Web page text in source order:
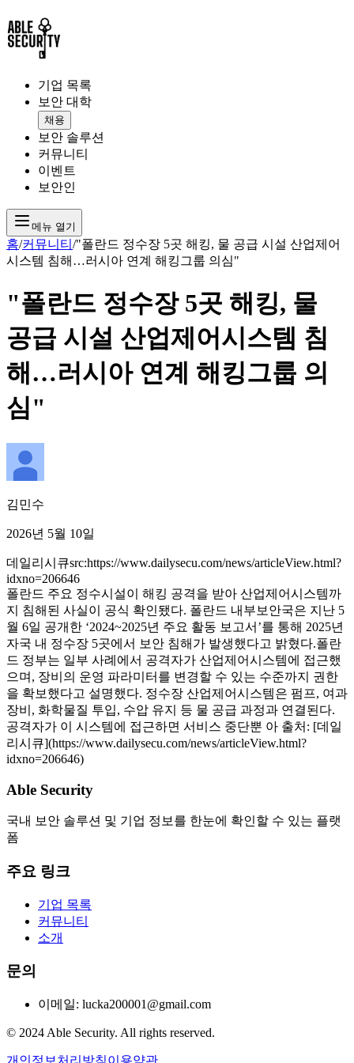
기업 목록
보안 대학
채용
보안 솔루션
커뮤니티
이벤트
보안인
메뉴 열기
홈/커뮤니티 /"폴란드 정수장 5곳 해킹, 물 공급 시설 산업제어
시스템 침해…러시아 연계 해킹그룹 의심"
"폴란드 정수장 5곳 해킹, 물
공급 시설 산업제어시스템 침
해…러시아 연계 해킹그룹 의
심"
김민수
2026년 5월 10일
데일리시큐src:https://www.dailysecu.com/news/articleView.html?
idxno=206646
폴란드 주요 정수시설이 해킹 공격을 받아 산업제어시스템까
지 침해된 사실이 공식 확인됐다. 폴란드 내부보안국은 지난 5
월 6일 공개한 ‘2024~2025년 주요 활동 보고서’를 통해 2025년
자국 내 정수장 5곳에서 보안 침해가 발생했다고 밝혔다.폴란
드 정부는 일부 사례에서 공격자가 산업제어시스템에 접근했
으며, 장비의 운영 파라미터를 변경할 수 있는 수준까지 권한
을 확보했다고 설명했다. 정수장 산업제어시스템은 펌프, 여과
장비, 화학물질 투입, 수압 유지 등 물 공급 과정과 연결된다.
공격자가 이 시스템에 접근하면 서비스 중단뿐 아 출처: [데일
리시큐](https://www.dailysecu.com/news/articleView.html?
idxno=206646)
Able Security
국내 보안 솔루션 및 기업 정보를 한눈에 확인할 수 있는 플랫
폼
주요 링크
기업 목록
커뮤니티
소개
문의
이메일: lucka200001@gmail.com
© 2024 Able Security. All rights reserved.